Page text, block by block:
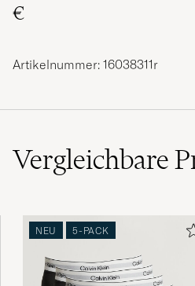
€
Artikelnummer: 16038311r
Vergleichbare
NEU 5-PACK